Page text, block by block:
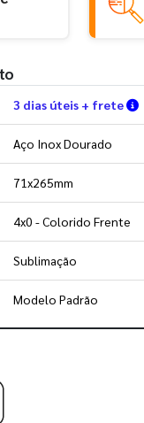
3 dias úteis + frete
Aço Inox Dourado
71x265mm
4x0 - Colorido Frente
Sublimação
Modelo Padrão
utilizar os nossos gabaritos